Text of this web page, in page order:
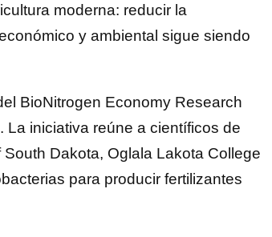
moderna: reducir la
y ambiental sigue siendo
BioNitrogen Economy Research
La iniciativa reúne a científicos de
Dakota, Oglala Lakota College
para producir fertilizantes